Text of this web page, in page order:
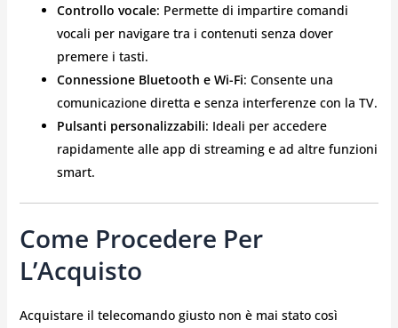
Controllo vocale: Permette di impartire comandi
vocali per navigare tra i contenuti senza dover
premere i tasti.
Connessione Bluetooth e Wi-Fi: Consente una
comunicazione diretta e senza interferenze con la TV.
Pulsanti personalizzabili: Ideali per accedere
rapidamente alle app di streaming e ad altre funzioni
smart.
Come Procedere Per
L’Acquisto
Acquistare il telecomando giusto non è mai stato così